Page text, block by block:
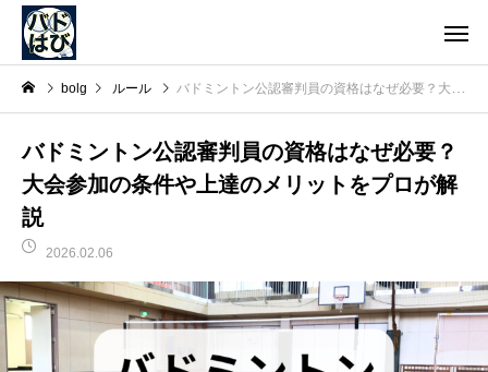
bolg ルール バドミントン公認審判員の資格はなぜ必要？大会参加の条件や上達のメリットをプロが解説
バドミントン公認審判員の資格はなぜ必要？
大会参加の条件や上達のメリットをプロが解
説
2026.02.06